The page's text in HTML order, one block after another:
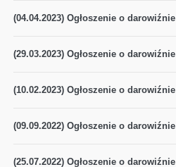
(04.04.2023) Ogłoszenie o darowiźnie
(29.03.2023) Ogłoszenie o darowiźnie
(10.02.2023) Ogłoszenie o darowiźnie
(09.09.2022) Ogłoszenie o darowiźnie
(25.07.2022) Ogłoszenie o darowiźnie